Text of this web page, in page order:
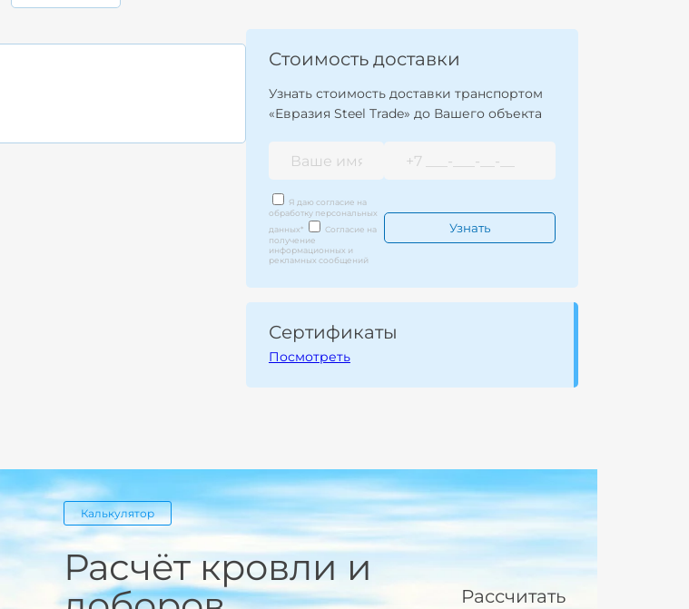
Стоимость доставки
Узнать стоимость доставки транспортом
«Евразия Steel Trade» до Вашего объекта
Я даю согласие на
обработку персональных
данных*
Согласие на
получение
информационных и
рекламных сообщений
Сертификаты
Посмотреть
Калькулятор
Расчёт кровли и
Рассчитать